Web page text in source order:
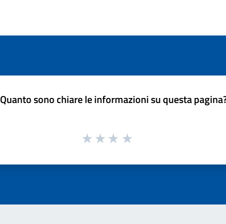
Quanto sono chiare le informazioni su questa